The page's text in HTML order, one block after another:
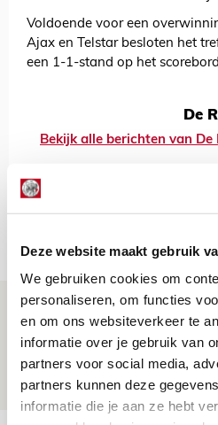
Deze website maakt gebruik
We gebruiken cookies om
personaliseren, om functies
en om ons websiteverkeer te
informatie over je gebruik van
partners voor social media,
partners kunnen deze
informatie die je aan ze hebt
Voldoende voor een
Ajax en Telstar besloten het
een 1-1-stand op het
De
Bekijk alle berichten van De
Brandt: ‘Ajax en
mijn hoofd spoken’
07 AUGUSTUS 2026 - 20:02
NIEUWS